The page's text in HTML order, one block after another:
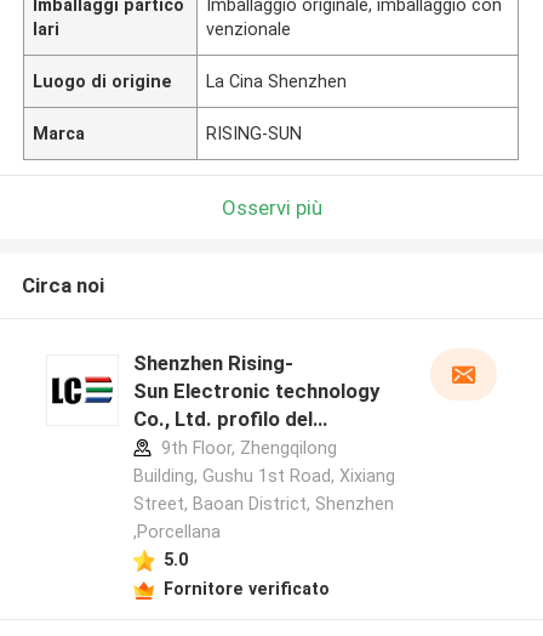
Imballaggi partico
lari
Imballaggio originale, imballaggio con
venzionale
Luogo di origine La Cina Shenzhen
Marca RISING-SUN
Osservi più
Circa noi
Shenzhen Rising-
Sun Electronic technology
Co., Ltd. profilo del
produttore
9th Floor, Zhengqilong
Building, Gushu 1st Road, Xixiang
Street, Baoan District, Shenzhen
,Porcellana
5.0
Fornitore verificato